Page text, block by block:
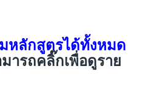
มหลักสูตรได้ทั้งหมด
ารถคลิ๊กเพื่อดูราย